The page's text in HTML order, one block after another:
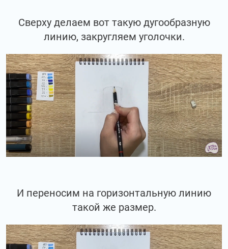
Сверху делаем вот такую дугообразную
линию, закругляем уголочки.
И переносим на горизонтальную линию
такой же размер.